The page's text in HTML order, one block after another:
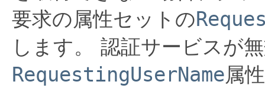
要求の属性セットの
します。 認証サービスが
RequestingUserName属